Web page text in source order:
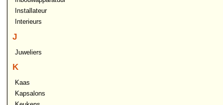
Installateur
Interieurs
J
Juweliers
K
Kaas
Kapsalons